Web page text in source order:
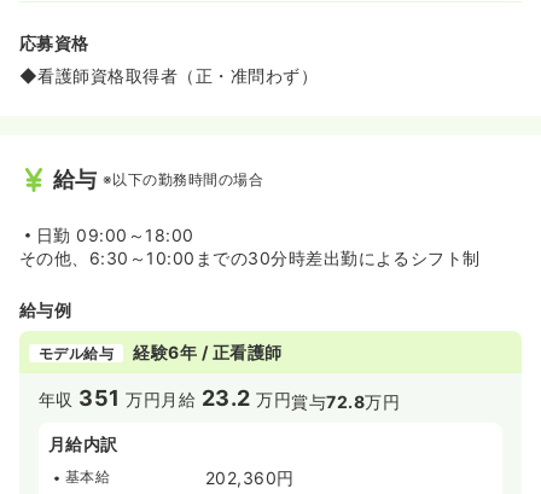
応募資格
◆看護師資格取得者（正・准問わず）
給与 ※以下の勤務時間の場合
日勤 09:00～18:00
その他、6:30～10:00までの30分時差出勤によるシフト制
給与例
モデル給与 経験6年 / 正看護師
年収 351 万円 月給 23.2 万円賞与72.8万円
月給内訳
基本給 202,360円